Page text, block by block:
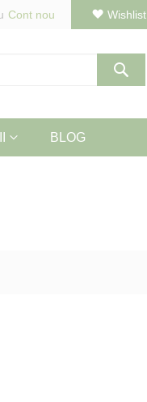
Wishlist
Cont nou
BLOG